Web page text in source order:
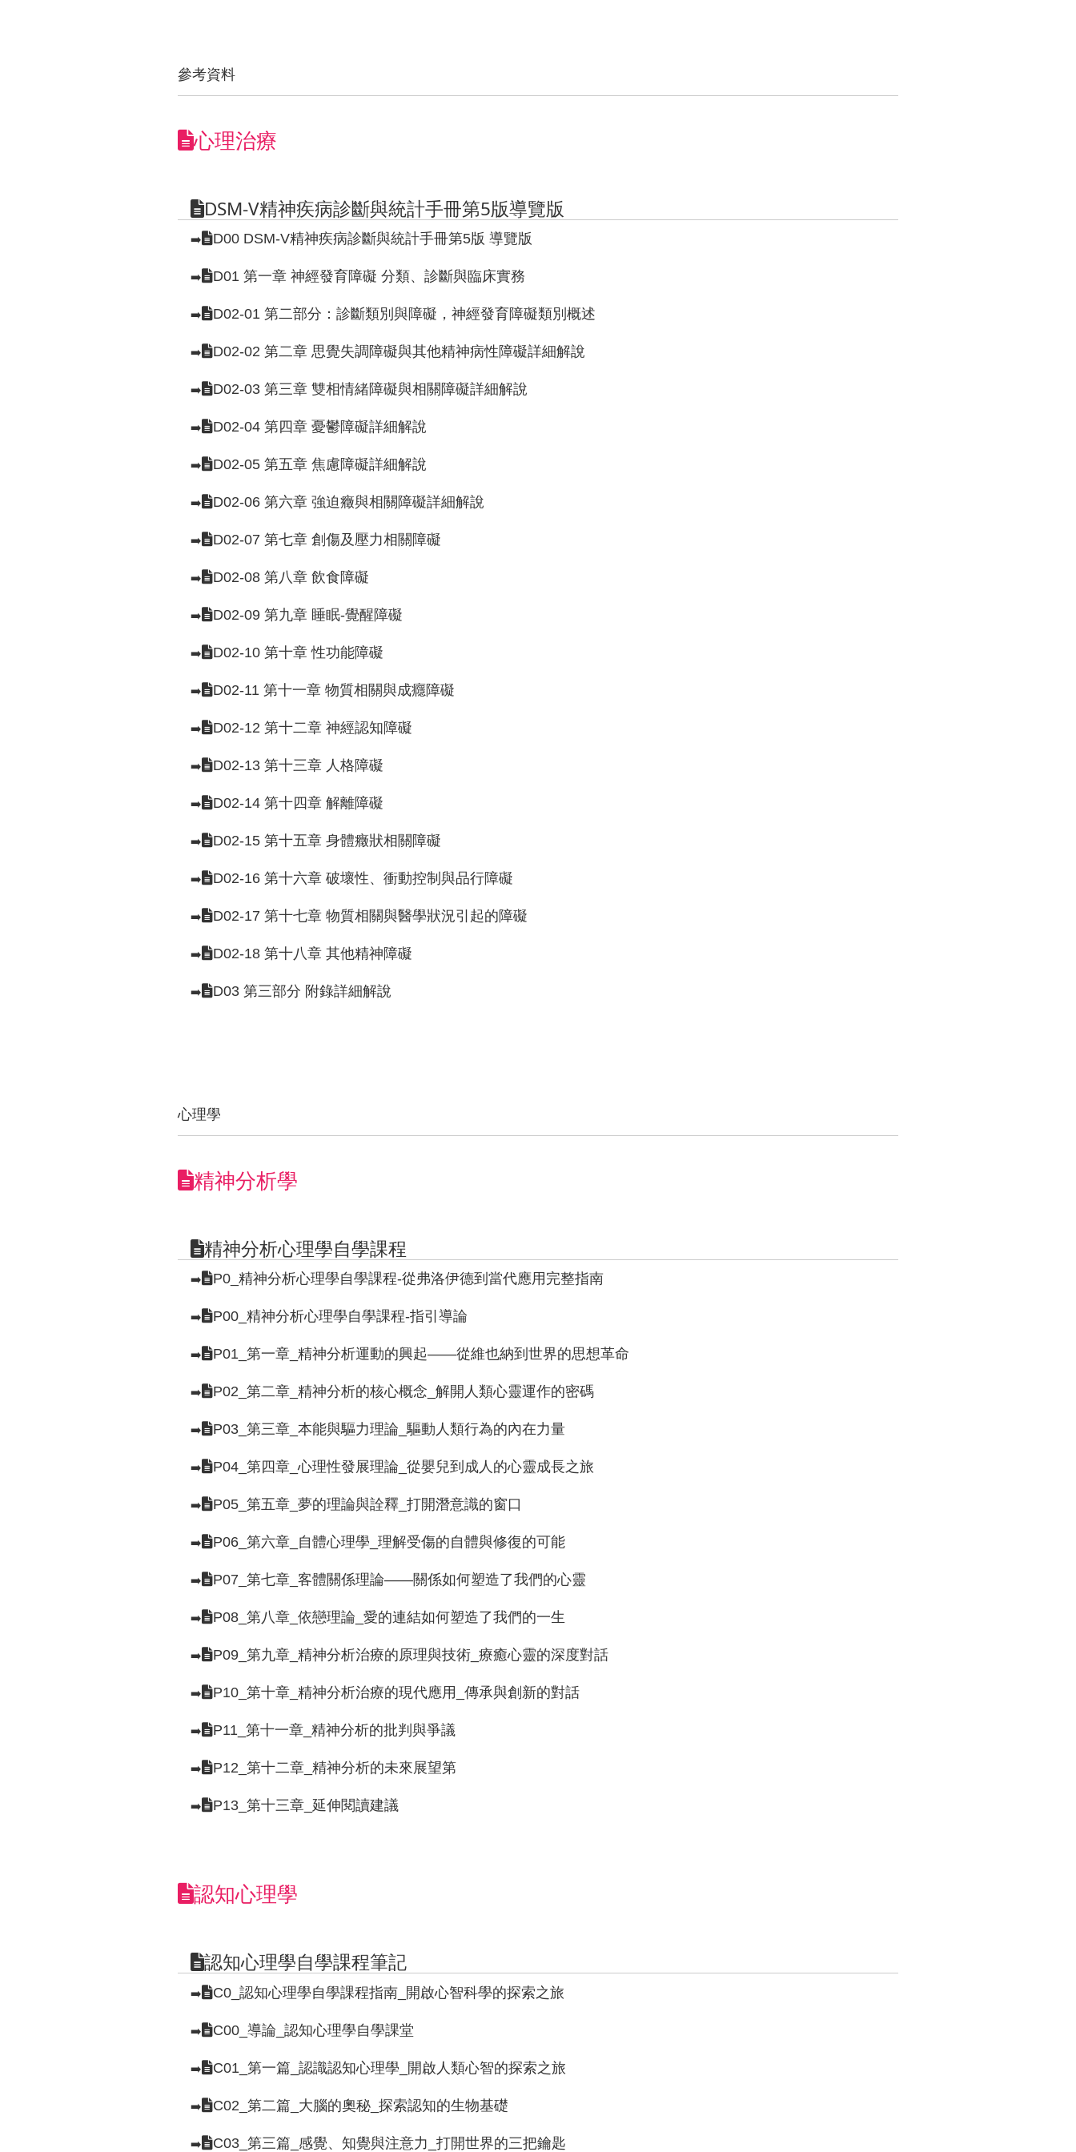
參考資料
心理治療
DSM-V精神疾病診斷與統計手冊第5版導覽版
➡️ D00 DSM-V精神疾病診斷與統計手冊第5版 導覽版
➡️ D01 第一章 神經發育障礙 分類、診斷與臨床實務
➡️ D02-01 第二部分：診斷類別與障礙，神經發育障礙類別概述
➡️ D02-02 第二章 思覺失調障礙與其他精神病性障礙詳細解說
➡️ D02-03 第三章 雙相情緒障礙與相關障礙詳細解說
➡️ D02-04 第四章 憂鬱障礙詳細解說
➡️ D02-05 第五章 焦慮障礙詳細解說
➡️ D02-06 第六章 強迫癥與相關障礙詳細解說
➡️ D02-07 第七章 創傷及壓力相關障礙
➡️ D02-08 第八章 飲食障礙
➡️ D02-09 第九章 睡眠-覺醒障礙
➡️ D02-10 第十章 性功能障礙
➡️ D02-11 第十一章 物質相關與成癮障礙
➡️ D02-12 第十二章 神經認知障礙
➡️ D02-13 第十三章 人格障礙
➡️ D02-14 第十四章 解離障礙
➡️ D02-15 第十五章 身體癥狀相關障礙
➡️ D02-16 第十六章 破壞性、衝動控制與品行障礙
➡️ D02-17 第十七章 物質相關與醫學狀況引起的障礙
➡️ D02-18 第十八章 其他精神障礙
➡️ D03 第三部分 附錄詳細解說
心理學
精神分析學
精神分析心理學自學課程
➡️ P0_精神分析心理學自學課程-從弗洛伊德到當代應用完整指南
➡️ P00_精神分析心理學自學課程-指引導論
➡️ P01_第一章_精神分析運動的興起——從維也納到世界的思想革命
➡️ P02_第二章_精神分析的核心概念_解開人類心靈運作的密碼
➡️ P03_第三章_本能與驅力理論_驅動人類行為的內在力量
➡️ P04_第四章_心理性發展理論_從嬰兒到成人的心靈成長之旅
➡️ P05_第五章_夢的理論與詮釋_打開潛意識的窗口
➡️ P06_第六章_自體心理學_理解受傷的自體與修復的可能
➡️ P07_第七章_客體關係理論——關係如何塑造了我們的心靈
➡️ P08_第八章_依戀理論_愛的連結如何塑造了我們的一生
➡️ P09_第九章_精神分析治療的原理與技術_療癒心靈的深度對話
➡️ P10_第十章_精神分析治療的現代應用_傳承與創新的對話
➡️ P11_第十一章_精神分析的批判與爭議
➡️ P12_第十二章_精神分析的未來展望第
➡️ P13_第十三章_延伸閱讀建議
認知心理學
認知心理學自學課程筆記
➡️ C0_認知心理學自學課程指南_開啟心智科學的探索之旅
➡️ C00_導論_認知心理學自學課堂
➡️ C01_第一篇_認識認知心理學_開啟人類心智的探索之旅
➡️ C02_第二篇_大腦的奧秘_探索認知的生物基礎
➡️ C03_第三篇_感覺、知覺與注意力_打開世界的三把鑰匙